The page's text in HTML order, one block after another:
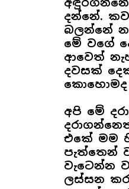
දන්නේ.
බලන්නේ
මේ වගේ
ආවෙත්
දවසක්
කොහොමද
අපි මේ
එකේ මම
පැත්තෙන්
වැටෙන්න
ලස්සන